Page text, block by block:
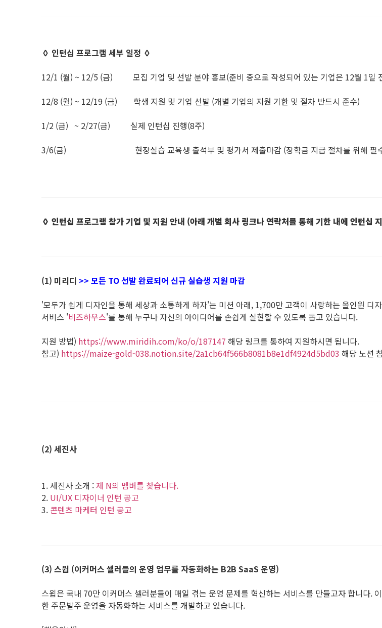
◊ 인턴십 프로그램 세부 일정 ◊
12/1 (월) ~ 12/5 (금) 모집 기업 및 선발 분야 홍보(준비 중으로 작성되어 있는 기업은 12월 1일
12/8 (월) ~ 12/19 (금) 학생 지원 및 기업 선발 (개별 기업의 지원 기한 및 절차 반드시 준수)
1/2 (금) ~ 2/27(금) 실제 인턴십 진행(8주)
3/6(금) 현장실습 교육생 출석부 및 평가서 제출마감 (장학금 지급 절차를 위해 필
◊ 인턴십 프로그램 참가 기업 및 지원 안내 (아래 개별 회사 링크나 연락처를 통해 기한 내에 인턴십
(1) 미리디 >> 모든 TO 선발 완료되어 신규 실습생 지원 마감
'모두가 쉽게 디자인을 통해 세상과 소통하게 하자'는 미션 아래, 1,700만 고객이 사랑하는 올인원 디
서비스 '비즈하우스'를 통해 누구나 자신의 아이디어를 손쉽게 실현할 수 있도록 돕고 있습니다.
지원 방법) https://www.miridih.com/ko/o/187147 해당 링크를 통하여 지원하시면 됩니다.
참고) https://maize-gold-038.notion.site/2a1cb64f566b8081b8e1df4924d5bd03 해당 노션
(2) 세진사
1. 세진사 소개 :제 N의 멤버를 찾습니다.
2. UI/UX 디자이너 인턴 공고
3. 콘텐츠 마케터 인턴 공고
(3) 스윕 (이커머스 셀러들의 운영 업무를 자동화하는 B2B SaaS 운영)
스윕은 국내 70만 이커머스 셀러분들이 매일 겪는 운영 문제를 혁신하는 서비스를 만들고자 합니다.
한 주문발주 운영을 자동화하는 서비스를 개발하고 있습니다.